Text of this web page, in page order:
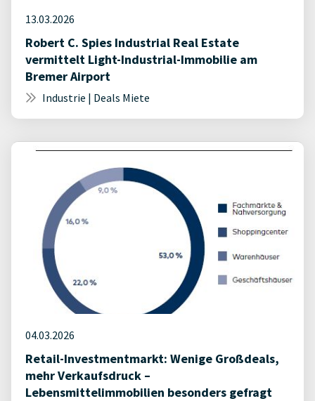
13.03.2026
Robert C. Spies Industrial Real Estate
vermittelt Light-Industrial-Immobilie am
Bremer Airport
Industrie | Deals Miete
04.03.2026
Retail-Investmentmarkt: Wenige Großdeals,
mehr Verkaufsdruck –
Lebensmittelimmobilien besonders gefragt